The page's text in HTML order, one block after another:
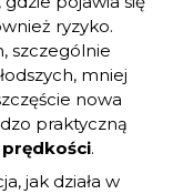
ryzyko.
szczególnie
mniej
nowa
praktyczną
.
jak działa w